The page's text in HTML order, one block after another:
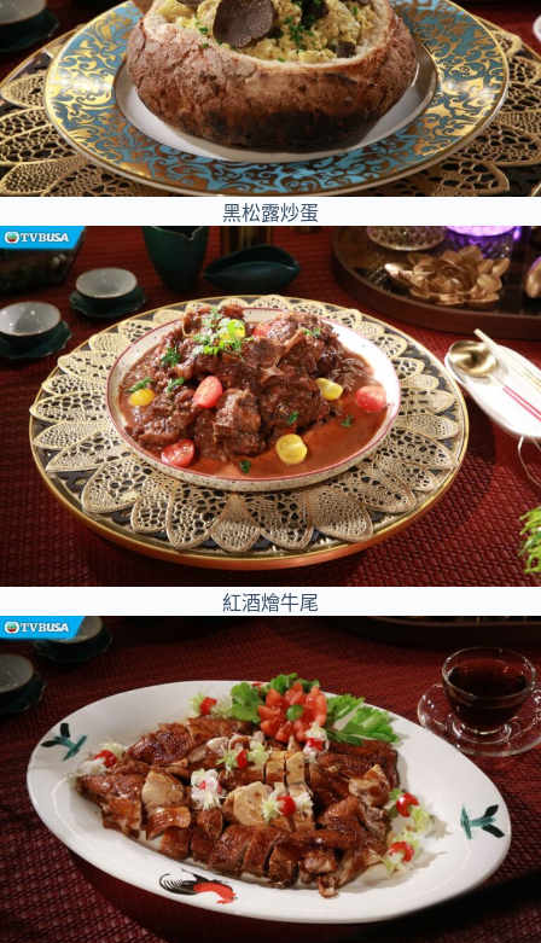
黑松露炒蛋
紅酒燴牛尾